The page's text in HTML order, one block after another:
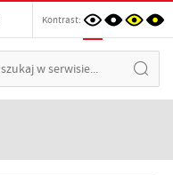
Kontrast: